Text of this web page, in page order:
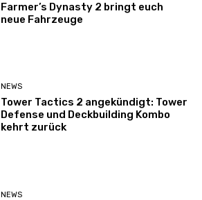
Farmer’s Dynasty 2 bringt euch
neue Fahrzeuge
NEWS
Tower Tactics 2 angekündigt: Tower
Defense und Deckbuilding Kombo
kehrt zurück
NEWS